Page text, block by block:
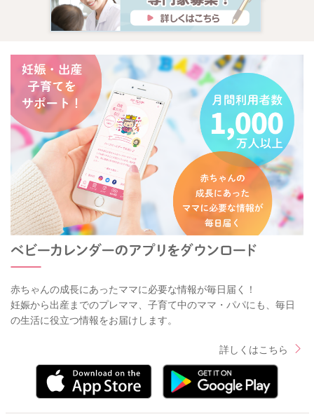
赤ちゃんの成長にあったママに必要な情報が毎日届く！
妊娠から出産までのプレママ、子育て中のママ・パパにも、毎日
の生活に役立つ情報をお届けします。
詳しくはこちら